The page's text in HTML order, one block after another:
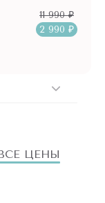
11 990 ₽
2 990 ₽
ЦЕНЫ